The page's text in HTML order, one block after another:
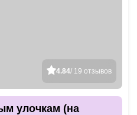
4.84/ 19 отзывов
улочкам (на